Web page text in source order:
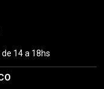
14 a 18hs